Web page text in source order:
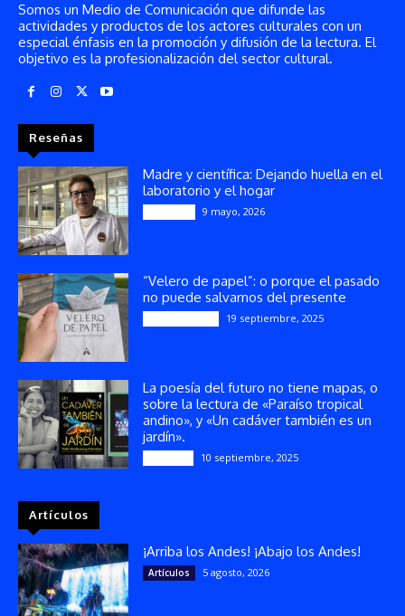
Somos un Medio de Comunicación que difunde las
actividades y productos de los actores culturales con un
especial énfasis en la promoción y difusión de la lectura. El
objetivo es la profesionalización del sector cultural.
Reseñas
Madre y científica: Dejando huella en el
laboratorio y el hogar
9 mayo, 2026
“Velero de papel”: o porque el pasado
no puede salvarnos del presente
19 septiembre, 2025
La poesía del futuro no tiene mapas, o
sobre la lectura de «Paraíso tropical
andino», y «Un cadáver también es un
jardín».
10 septiembre, 2025
Artículos
¡Arriba los Andes! ¡Abajo los Andes!
Artículos 5 agosto, 2026